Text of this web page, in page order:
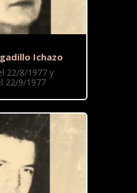
Ichazo
22/8/1977 y
22/9/1977